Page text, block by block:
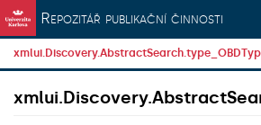
Přeskočit na obsah
Repozitář publikační činnosti